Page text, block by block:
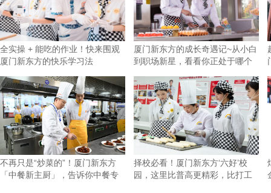
全实操 + 能吃的作业！快来围观
厦门新东方的快乐学习法
厦门新东方的成长奇遇记~从小白
到职场新星，看看你正处于哪个
不再只是“炒菜的”！厦门新东方
「中餐新主厨」，告诉你中餐专
择校必看！厦门新东方‘六好’校
园，这里比普高更精彩，比打工